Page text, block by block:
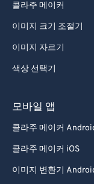
콜라주 메이커
이미지 크기 조절기
이미지 자르기
색상 선택기
모바일 앱
콜라주 메이커
콜라주 메이커 iOS
이미지 변환기